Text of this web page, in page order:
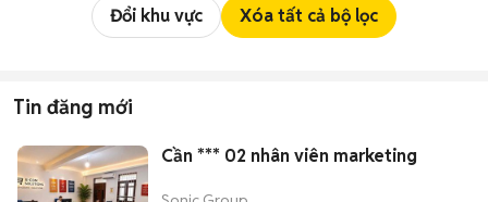
Đổi khu vực Xóa tất cả bộ lọc
Tin đăng mới
Cần *** 02 nhân viên marketing